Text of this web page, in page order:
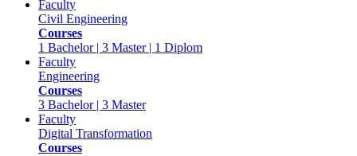
Faculty
Civil Engineering
Courses
1 Bachelor | 3 Master | 1 Diplom
Faculty
Engineering
Courses
3 Bachelor | 3 Master
Faculty
Digital Transformation
Courses